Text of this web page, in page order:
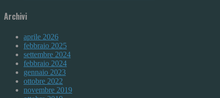
Archivi
aprile 2026
febbraio 2025
settembre 2024
febbraio 2024
gennaio 2023
ottobre 2022
novembre 2019